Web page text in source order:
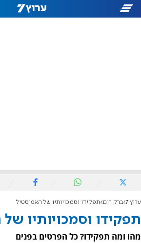
ערוץ 7 ברק רום תפקידו וסמכויותיו של האפוסטיל
תפקידו וסמכויותיו
מהו ומה תפקידו? כל הפרטים בפנים